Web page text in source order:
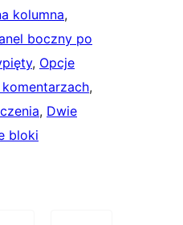
kolumna
boczny po
, Opcje
, Dwie
bloki